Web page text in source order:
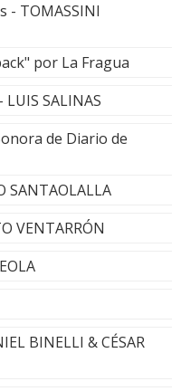
- TOMASSINI
por La Fragua
SALINAS
de Diario de
SANTAOLALLA
VENTARRÓN
BINELLI & CÉSAR